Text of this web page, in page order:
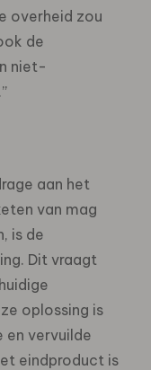
overheid zou
de
niet-
aan het
van mag
is de
Dit vraagt
oplossing is
en vervuilde
eindproduct is